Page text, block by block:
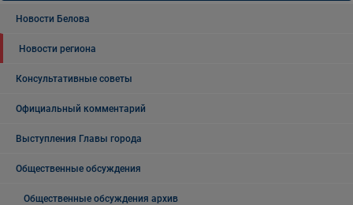
Новости Белова
Новости региона
Консультативные советы
Официальный комментарий
Выступления Главы города
Общественные обсуждения
Общественные обсуждения архив